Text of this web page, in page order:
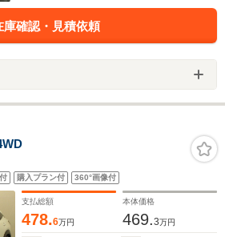
庫確認・見積依頼
購入プラン付 360°画像付
支払総額
478.6万円
本体価格
469.3万円